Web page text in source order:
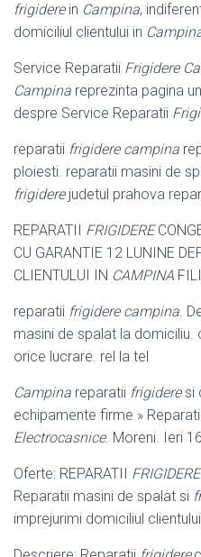
frigiderein Campina,
domiciliul clientului in
Service Reparatii Frigidere
Campina reprezinta pagina
despre Service Reparatii
reparatii frigidere campina
ploiesti. reparatii masini de
frigiderejudetul prahova
REPARATII FRIGIDERE
CU GARANTIE 12 LUNINE
CLIENTULUI IN CAMPINA
reparatii frigidere campina.
masini de spalat la domiciliu.
orice lucrare. rel la tel
Campina reparatii frigideresi
echipamente firme »
Electrocasnice. Moreni. Ieri
Oferte: REPARATII
Reparatii masini de spalat si
imprejurimi domiciliul